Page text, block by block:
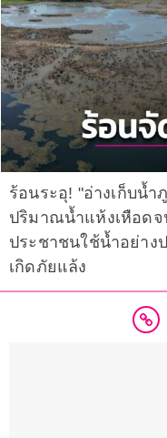
ร้อนระอุ! "อ่างเก็บน้
ปริมาณน้ำแห้งเหือดจ
ประชาชนใช้น้ำอย่าง
เกิดภัยแล้ง